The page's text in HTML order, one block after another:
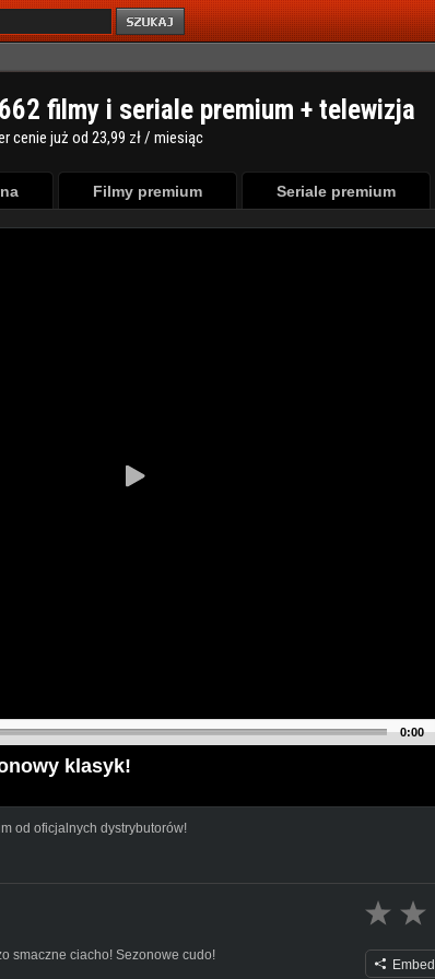
662 filmy i seriale premium + telewizja
cenie już od 23,99 zł / miesiąc
Filmy premium Seriale premium
0:00
klasyk!
od oficjalnych dystrybutorów!
smaczne ciacho! Sezonowe cudo!
Embed